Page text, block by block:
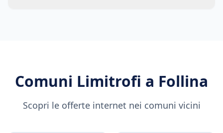
Comuni Limitrofi a Follina
Scopri le offerte internet nei comuni vicini